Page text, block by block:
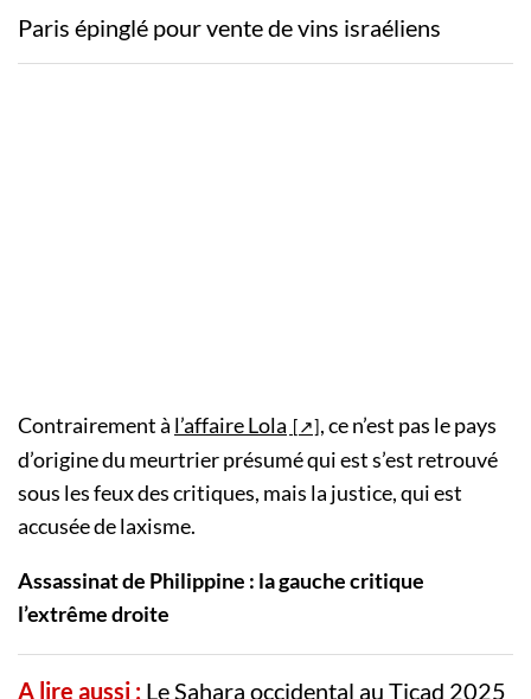
Paris épinglé pour vente de vins israéliens
Contrairement à l’affaire Lola
, ce n’est pas le pays
d’origine du meurtrier présumé qui est s’est retrouvé
sous les feux des critiques, mais la justice, qui est
accusée de laxisme.
Assassinat de Philippine : la gauche critique
l’extrême droite
A lire aussi : Le Sahara occidental au Ticad 2025